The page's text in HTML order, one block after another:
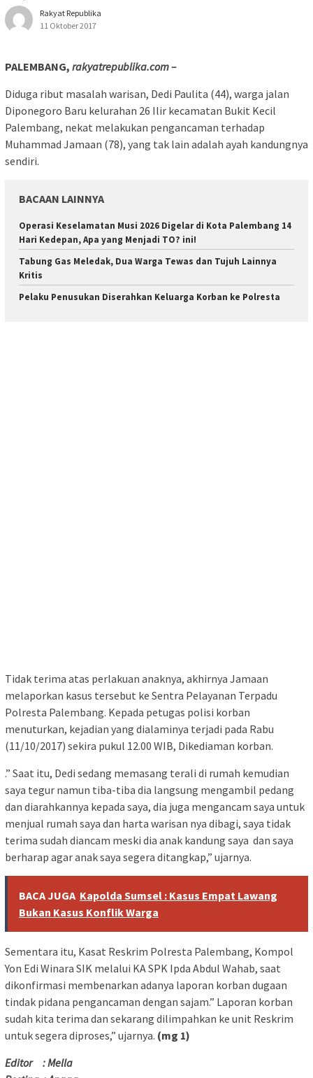
Rakyat Republika
11 Oktober 2017
PALEMBANG, rakyatrepublika.com –
Diduga ribut masalah warisan, Dedi Paulita (44), warga jalan
Diponegoro Baru kelurahan 26 Ilir kecamatan Bukit Kecil
Palembang, nekat melakukan pengancaman terhadap
Muhammad Jamaan (78), yang tak lain adalah ayah kandungnya
sendiri.
BACAAN LAINNYA
Operasi Keselamatan Musi 2026 Digelar di Kota Palembang 14
Hari Kedepan, Apa yang Menjadi TO? ini!
Tabung Gas Meledak, Dua Warga Tewas dan Tujuh Lainnya
Kritis
Pelaku Penusukan Diserahkan Keluarga Korban ke Polresta
Tidak terima atas perlakuan anaknya, akhirnya Jamaan
melaporkan kasus tersebut ke Sentra Pelayanan Terpadu
Polresta Palembang. Kepada petugas polisi korban
menuturkan, kejadian yang dialaminya terjadi pada Rabu
(11/10/2017) sekira pukul 12.00 WIB, Dikediaman korban.
.” Saat itu, Dedi sedang memasang terali di rumah kemudian
saya tegur namun tiba-tiba dia langsung mengambil pedang
dan diarahkannya kepada saya, dia juga mengancam saya untuk
menjual rumah saya dan harta warisan nya dibagi, saya tidak
terima sudah diancam meski dia anak kandung saya dan saya
berharap agar anak saya segera ditangkap,” ujarnya.
BACA JUGA Kapolda Sumsel : Kasus Empat Lawang
Bukan Kasus Konflik Warga
Sementara itu, Kasat Reskrim Polresta Palembang, Kompol
Yon Edi Winara SIK melalui KA SPK Ipda Abdul Wahab, saat
dikonfirmasi membenarkan adanya laporan korban dugaan
tindak pidana pengancaman dengan sajam.” Laporan korban
sudah kita terima dan sekarang dilimpahkan ke unit Reskrim
untuk segera diproses,” ujarnya. (mg 1)
Editor : Mella